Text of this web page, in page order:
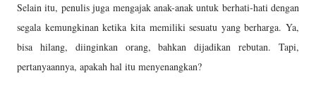
Selain itu, penulis juga mengajak anak-anak untuk berhati-hati dengan
segala kemungkinan ketika kita memiliki sesuatu yang berharga. Ya,
bisa hilang, diinginkan orang, bahkan dijadikan rebutan. Tapi,
pertanyaannya, apakah hal itu menyenangkan?